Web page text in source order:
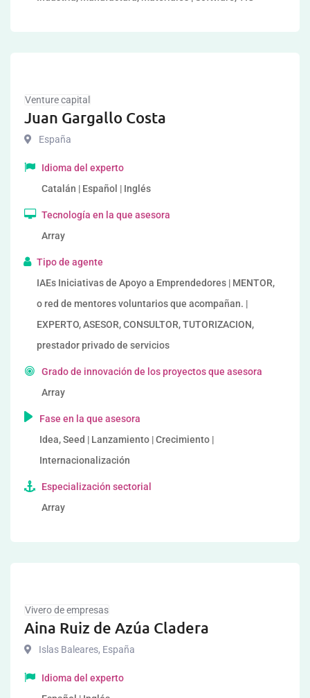
Venture capital
Juan Gargallo Costa
España
Idioma del experto
Catalán | Español | Inglés
Tecnología en la que asesora
Array
Tipo de agente
IAEs Iniciativas de Apoyo a Emprendedores | MENTOR,
o red de mentores voluntarios que acompañan. |
EXPERTO, ASESOR, CONSULTOR, TUTORIZACION,
prestador privado de servicios
Grado de innovación de los proyectos que asesora
Array
Fase en la que asesora
Idea, Seed | Lanzamiento | Crecimiento |
Internacionalización
Especialización sectorial
Array
Vivero de empresas
Aina Ruiz de Azúa Cladera
Islas Baleares, España
Idioma del experto